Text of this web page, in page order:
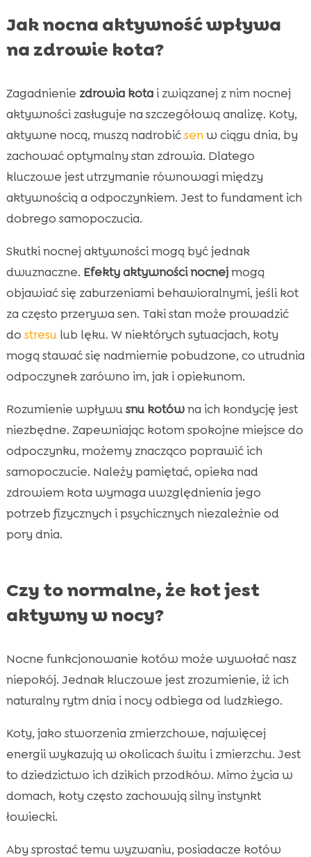
Jak nocna aktywność wpływa
na zdrowie kota?
Zagadnienie zdrowia kotai związanej z nim nocnej
aktywności zasługuje na szczegółową analizę. Koty,
aktywne nocą, muszą nadrobićsen w ciągu dnia, by
zachować optymalny stan zdrowia. Dlatego
kluczowe jest utrzymanie równowagi między
aktywnością a odpoczynkiem. Jest to fundament ich
dobrego samopoczucia.
Skutki nocnej aktywności mogą być jednak
dwuznaczne. Efekty aktywności nocnejmogą
objawiać się zaburzeniami behawioralnymi, jeśli kot
za często przerywa sen. Taki stan może prowadzić
do stresulub lęku. W niektórych sytuacjach, koty
mogą stawać się nadmiernie pobudzone, co utrudnia
odpoczynek zarówno im, jak i opiekunom.
Rozumienie wpływusnu kotówna ich kondycję jest
niezbędne. Zapewniając kotom spokojne miejsce do
odpoczynku, możemy znacząco poprawić ich
samopoczucie. Należy pamiętać, opieka nad
zdrowiem kota wymaga uwzględnienia jego
potrzeb fizycznych i psychicznych niezależnie od
pory dnia.
Czy to normalne, że kot jest
aktywny w nocy?
Nocne funkcjonowanie kotów może wywołać nasz
niepokój. Jednak kluczowe jest zrozumienie, iż ich
naturalny rytm dnia i nocy odbiega od ludzkiego.
Koty, jako stworzenia zmierzchowe, najwięcej
energii wykazują w okolicach świtu i zmierzchu. Jest
to dziedzictwo ich dzikich przodków. Mimo życia w
domach, koty często zachowują silny instynkt
łowiecki.
Aby sprostać temu wyzwaniu, posiadacze kotów